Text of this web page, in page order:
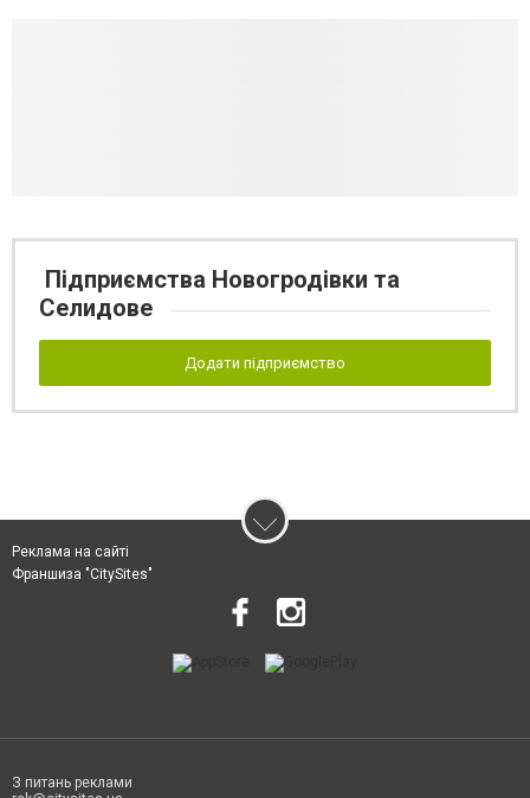
Підприємства Новогродівки та
Селидове
Додати підприємство
Реклама на сайті
Франшиза "CitySites"
З питань реклами